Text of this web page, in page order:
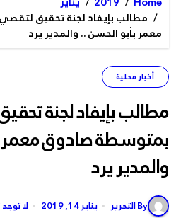
مطالب بإيفاد لجنة تحقيق
معمر بأبو الحسن .. والمدير يرد
أخبار محلية
مطالب بإيفاد لجنة
بمتوسطة صادوق معمر
والمدير يرد
By التحرير يناير 14, 2019 لا